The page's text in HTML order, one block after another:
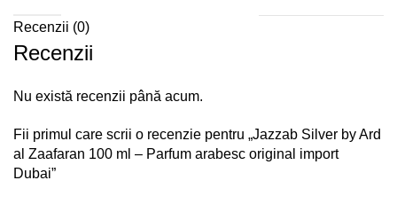
Recenzii (0)
Recenzii
Nu există recenzii până acum.
Fii primul care scrii o recenzie pentru „Jazzab Silver by Ard
al Zaafaran 100 ml – Parfum arabesc original import
Dubai”